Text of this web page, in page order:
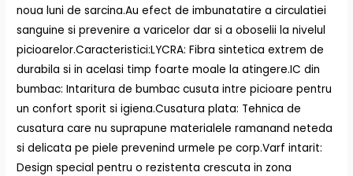
noua luni de sarcina.Au efect de imbunatatire a circulatiei
sanguine si prevenire a varicelor dar si a oboselii la nivelul
picioarelor.Caracteristici:LYCRA: Fibra sintetica extrem de
durabila si in acelasi timp foarte moale la atingere.IC din
bumbac: Intaritura de bumbac cusuta intre picioare pentru
un confort sporit si igiena.Cusatura plata: Tehnica de
cusatura care nu suprapune materialele ramanand neteda
si delicata pe piele prevenind urmele pe corp.Varf intarit:
Design special pentru o rezistenta crescuta in zona